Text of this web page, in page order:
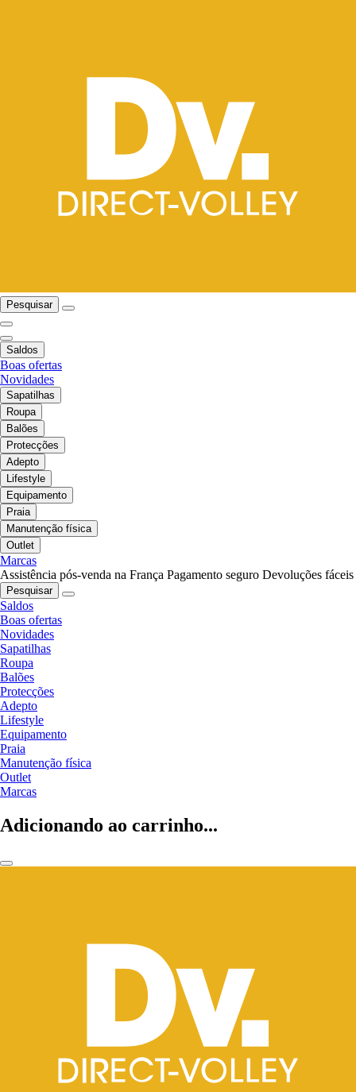
Pesquisar
Saldos
Boas ofertas
Novidades
Sapatilhas
Roupa
Balões
Protecções
Adepto
Lifestyle
Equipamento
Praia
Manutenção física
Outlet
Marcas
Assistência pós-venda na França Pagamento seguro Devoluções fáceis
Pesquisar
Saldos
Boas ofertas
Novidades
Sapatilhas
Roupa
Balões
Protecções
Adepto
Lifestyle
Equipamento
Praia
Manutenção física
Outlet
Marcas
Adicionando ao carrinho...